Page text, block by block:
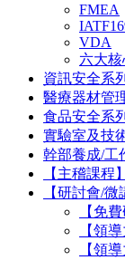
FMEA
VDA
六大
資訊安全系列
醫療器材管
食品安全系列
實驗室及技
幹部養成/工
【主稽課程
【研討會/
【免
【領
【領